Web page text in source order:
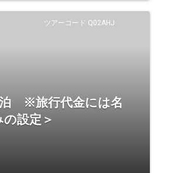
ツアーコード Q02AHJ
泊 ※旅行代金には名
設定＞